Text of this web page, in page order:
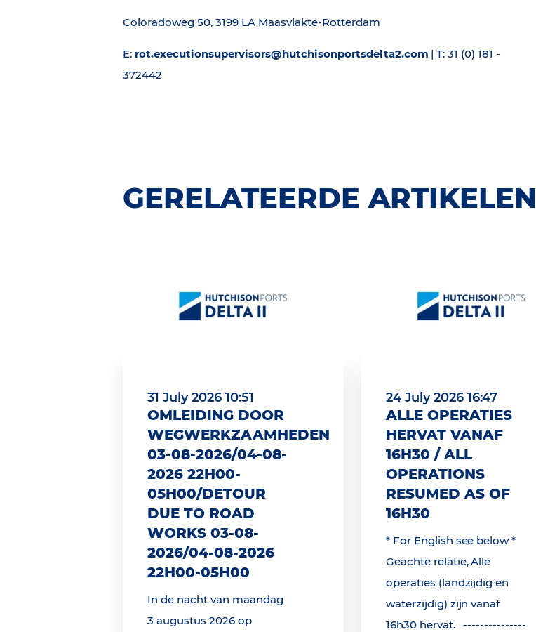
Coloradoweg 50, 3199 LA Maasvlakte-Rotterdam
E: rot.executionsupervisors@hutchisonportsdelta2.com | T: 31 (0) 181 -
372442
GERELATEERDE ARTIKELEN
31 July 2026 10:51
OMLEIDING DOOR
WEGWERKZAAMHEDEN
03-08-2026/04-08-
2026 22H00-
05H00/DETOUR
DUE TO ROAD
WORKS 03-08-
2026/04-08-2026
22H00-05H00
In de nacht van maandag
3 augustus 2026 op
24 July 2026 16:47
ALLE OPERATIES
HERVAT VANAF
16H30 / ALL
OPERATIONS
RESUMED AS OF
16H30
* For English see below *
Geachte relatie, Alle
operaties (landzijdig en
waterzijdig) zijn vanaf
16h30 hervat. ---------------